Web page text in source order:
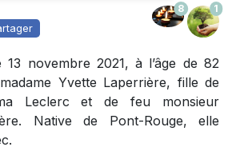
8 1
novembre 2021, à l’âge de 82
Yvette Laperrière, fille de
Leclerc et de feu monsieur
Native de Pont-Rouge, elle